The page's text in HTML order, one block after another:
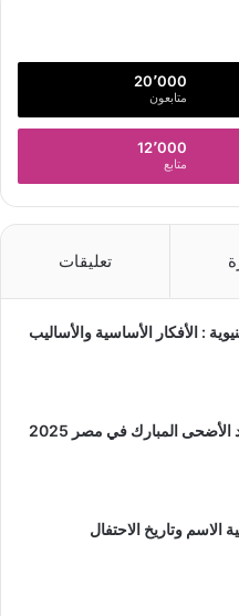
:
20٬000
متابعون
12٬000
متابع
تعليقات
: الأفكار الأساسية والأساليب
المبارك في مصر 2025
الاسم وتاريخ الاحتفال